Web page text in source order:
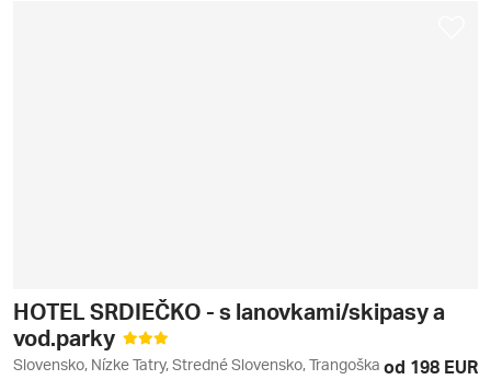
HOTEL SRDIEČKO - s lanovkami/skipasy a
vod.parky
Slovensko, Nízke Tatry, Stredné Slovensko, Trangoška od 198 EUR